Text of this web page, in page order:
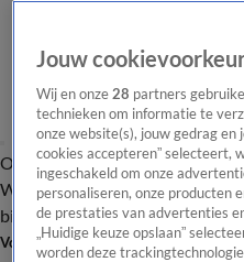
Overzicht Onze programma's
WandelgangenInterviews
bijwonenPodcastShop
Volg Vandaag Inside
Jouw
Wij en onze28 partners
technieken om informatie te
onze website(s), jouw gedrag en
cookies accepteren” selecteert,
ingeschakeld om onze
personaliseren, onze producten
de prestaties van advertenties
„Huidige keuze opslaan”
worden deze